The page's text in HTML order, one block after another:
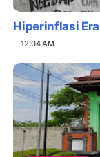
Hiperinflasi
12:04 AM